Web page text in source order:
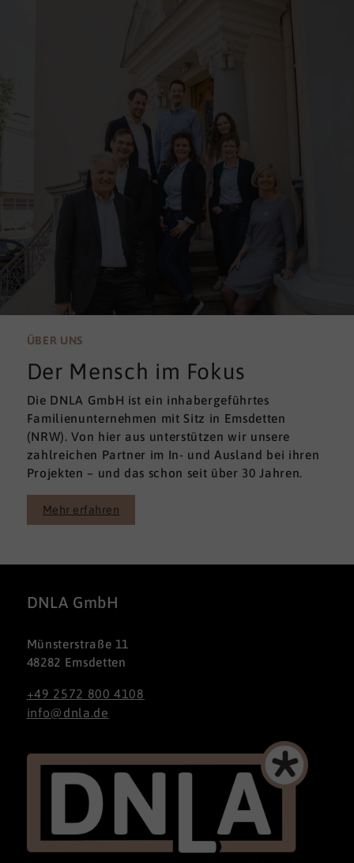
ÜBER UNS
Der Mensch im Fokus
Die DNLA GmbH ist ein inhabergeführtes
Familienunternehmen mit Sitz in Emsdetten
(NRW). Von hier aus unterstützen wir unsere
zahlreichen Partner im In- und Ausland bei ihren
Projekten – und das schon seit über 30 Jahren.
Mehr erfahren
DNLA GmbH
Münsterstraße 11
48282 Emsdetten
+49 2572 800 4108
info@dnla.de